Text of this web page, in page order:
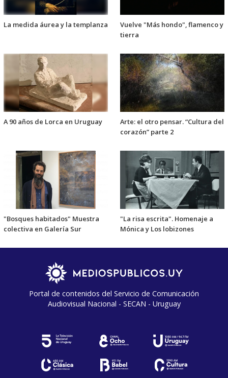
La medida áurea y la templanza
Vuelve "Más hondo", flamenco y
tierra
A 90 años de Lorca en Uruguay
Arte: el otro pensar. “Cultura del
corazón” parte 2
"Bosques habitados" Muestra
colectiva en Galería Sur
"La risa escrita". Homenaje a
Mónica y Los lobizones
Portal de contenidos del Servicio de Comunicación
Audiovisual Nacional - SECAN - Uruguay